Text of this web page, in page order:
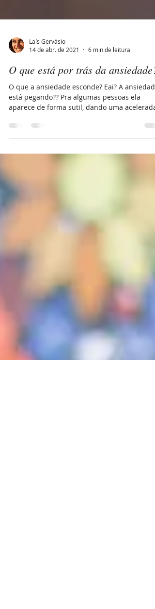
Laís Gervásio
14 de abr. de 2021
6 min de leitura
O que está por trás da ansiedade?
O que a ansiedade esconde? Eai? A ansiedade
aparece de forma sutil, dando uma acelerada